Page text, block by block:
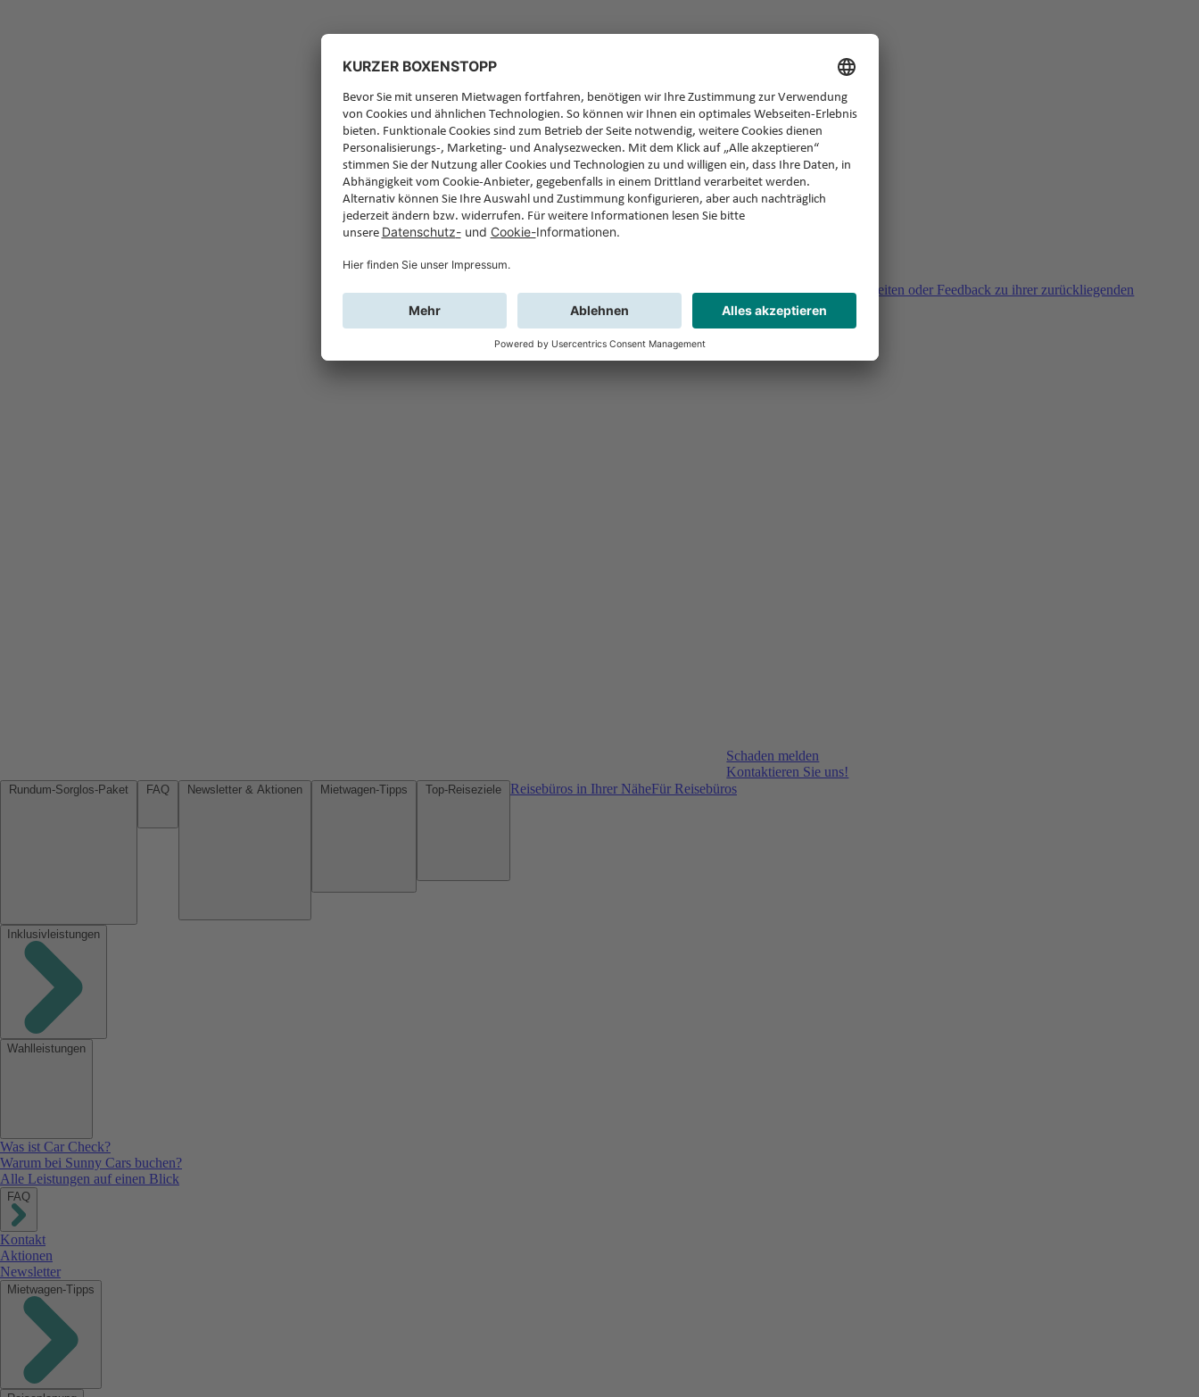
Sie haben Fragen, Unklarheiten oder Feedback zu ihrer zurückliegenden
Buchung?
Schaden melden
Kontaktieren Sie uns!
Reisebüros in Ihrer NäheFür Reisebüros
Inklusivleistungen
Wahlleistungen
Was ist Car Check?
Warum bei Sunny Cars buchen?
Alle Leistungen auf einen Blick
FAQ
Kontakt
Aktionen
Newsletter
Mietwagen-Tipps